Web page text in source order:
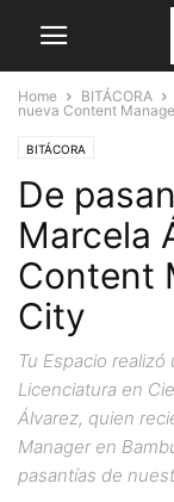
Home BITÁCORA
nueva Content
BITÁCORA
De
Marcela
Content
City
Tu Espacio
Licenciatura en
Álvarez, quien
Manager en
pasantías de